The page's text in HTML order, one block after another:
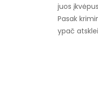
juos
Pasak
ypač